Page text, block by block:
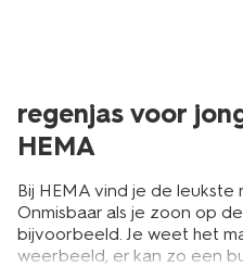
regenjas voor
HEMA
Bij HEMA vind je de leukste
Onmisbaar als je zoon op
bijvoorbeeld. Je weet het
weerbeeld, er kan zo een